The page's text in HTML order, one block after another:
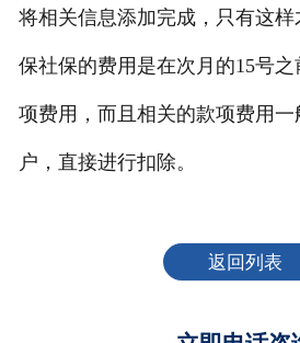
将相关信息添加完成，只有这
保社保的费用是在次月的15号
项费用，而且相关的款项费用
户，直接进行扣除。
返回列表